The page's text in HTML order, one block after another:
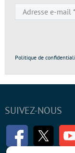
Politique de
SUIVEZ-NOUS
Facebook